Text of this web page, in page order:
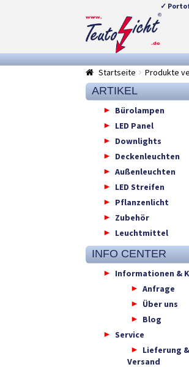
✓
Zur
Navigation
springen
Springe
zum
Startseite
Produkte
ARTIKEL
Bürolampen
LED Panel
Downlights
Deckenleuchten
Außenleuchten
LED Streifen
Pflanzenlicht
Zubehör
Leuchtmittel
INFO CENTER
Informationen &
Anfrage
Über uns
Blog
Service
Lieferung &
Versand